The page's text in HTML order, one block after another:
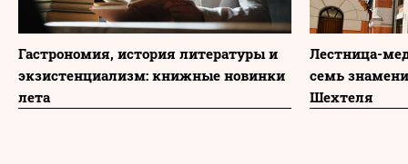
Гастрономия, история литературы и
экзистенциализм: книжные новинки
лета
Лестница-
семь
Шехтеля